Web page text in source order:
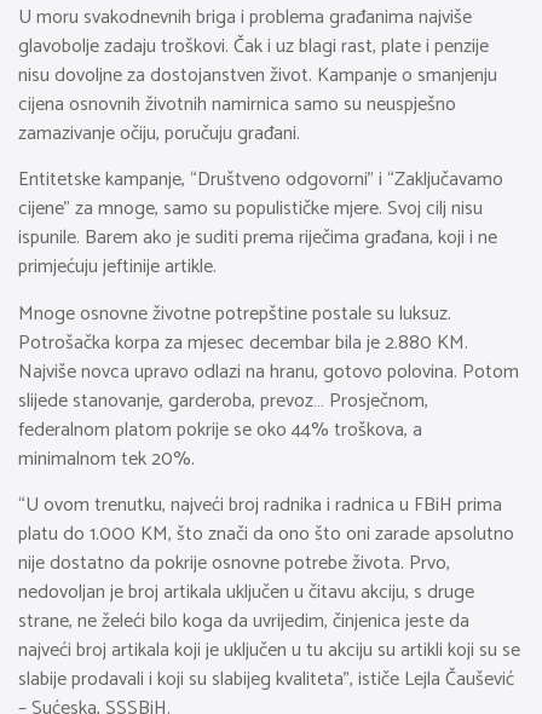
U moru svakodnevnih briga i problema građanima najviše
glavobolje zadaju troškovi. Čak i uz blagi rast, plate i penzije
nisu dovoljne za dostojanstven život. Kampanje o smanjenju
cijena osnovnih životnih namirnica samo su neuspješno
zamazivanje očiju, poručuju građani.
Entitetske kampanje, “Društveno odgovorni” i “Zaključavamo
cijene” za mnoge, samo su populističke mjere. Svoj cilj nisu
ispunile. Barem ako je suditi prema riječima građana, koji i ne
primjećuju jeftinije artikle.
Mnoge osnovne životne potrepštine postale su luksuz.
Potrošačka korpa za mjesec decembar bila je 2.880 KM.
Najviše novca upravo odlazi na hranu, gotovo polovina. Potom
slijede stanovanje, garderoba, prevoz… Prosječnom,
federalnom platom pokrije se oko 44% troškova, a
minimalnom tek 20%.
“U ovom trenutku, najveći broj radnika i radnica u FBiH prima
platu do 1.000 KM, što znači da ono što oni zarade apsolutno
nije dostatno da pokrije osnovne potrebe života. Prvo,
nedovoljan je broj artikala uključen u čitavu akciju, s druge
strane, ne želeći bilo koga da uvrijedim, činjenica jeste da
najveći broj artikala koji je uključen u tu akciju su artikli koji su se
slabije prodavali i koji su slabijeg kvaliteta”, ističe Lejla Čaušević